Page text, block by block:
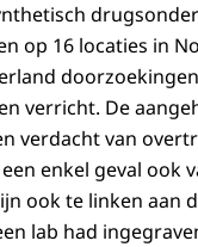
op 16 locaties in
verricht. De
verdacht van
enkel geval ook
ook te linken aan
lab had